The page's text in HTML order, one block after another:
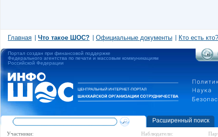
Главная Что такое ШОС? Официальные документы Кто есть кто?
Портал создан при финансовой поддержке
Федерального агентства по печати и массовым коммуникациям
Российской Федерации
Расширенный поиск
Участники: Наблюдатели: